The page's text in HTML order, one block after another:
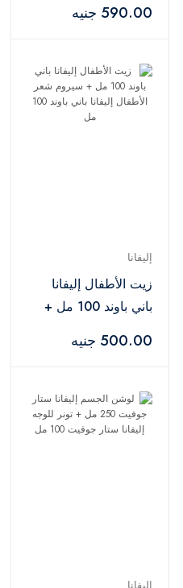
مل + سيروم الوجه
مل
590.00 جنيه
إليفانا
زيت الأطفال إليفانا
باني باوند 100 مل +
500.00 جنيه